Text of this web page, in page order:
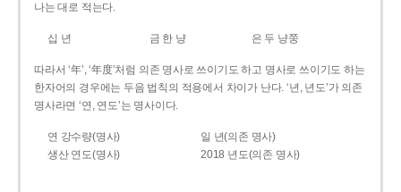
나는 대로 적는다.
십 년 금 한 냥 은 두 냥쭝
따라서 ‘年’, ‘年度’처럼 의존 명사로 쓰이기도 하고 명사로 쓰이기도 하는
한자어의 경우에는 두음 법칙의 적용에서 차이가 난다. ‘년, 년도’가 의존
명사라면 ‘연, 연도’는 명사이다.
연 강수량(명사)
일 년(의존 명사)
생산 연도(명사)
2018 년도(의존 명사)